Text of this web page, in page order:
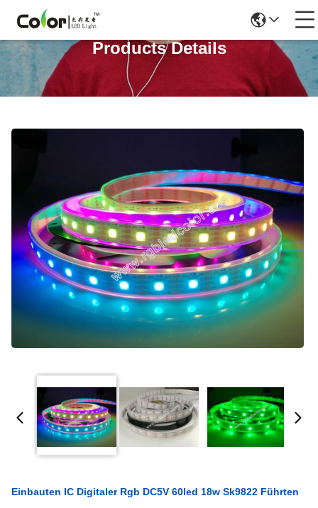
Products Details
Einbauten IC Digitaler Rgb DC5V 60led 18w Sk9822 Führten